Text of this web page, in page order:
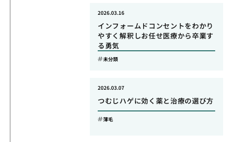
インフォームドコンセントをわかり
やすく解釈しお任せ医療から卒業す
る勇気
2026.03.16
未分類
つむじハゲに効く薬と治療の選び方
2026.03.07
薄毛